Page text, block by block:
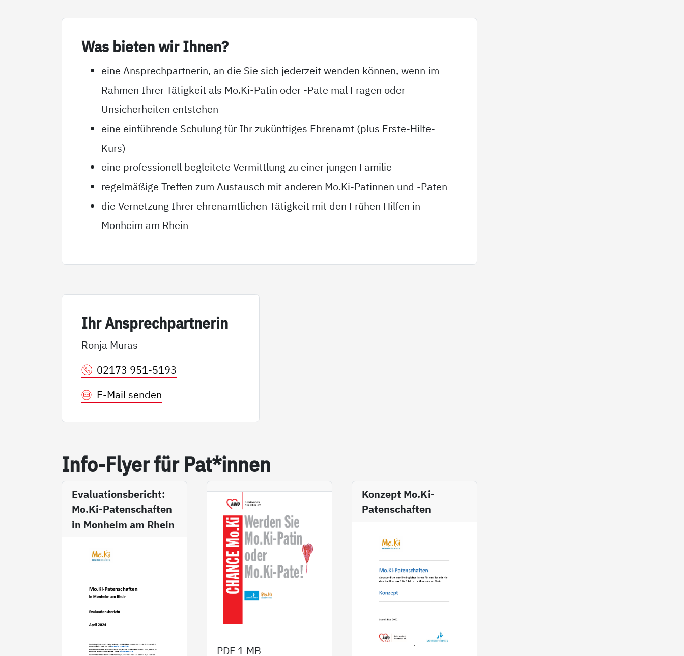
Was bie­ten wir Ih­nen?
eine Ansprechpartnerin, an die Sie sich jederzeit wenden können, wenn im
Rahmen Ihrer Tätigkeit als Mo.Ki-Patin oder -Pate mal Fragen oder
Unsicherheiten entstehen
eine einführende Schulung für Ihr zukünftiges Ehrenamt (plus Erste-Hilfe-
Kurs)
eine professionell begleitete Vermittlung zu einer jungen Familie
regelmäßige Treffen zum Austausch mit anderen Mo.Ki-Patinnen und -Paten
die Vernetzung Ihrer ehrenamtlichen Tätigkeit mit den Frühen Hilfen in
Monheim am Rhein
Ihr An­sp­rech­part­ne­rin
Ronja Muras
02173 951-5193
E-Mail senden
In­fo-Fly­er für Pat*in­nen
Evaluationsbericht:
Mo.Ki-Patenschaften
in Monheim am Rhein
PDF 1 MB
Konzept Mo.Ki-
Patenschaften